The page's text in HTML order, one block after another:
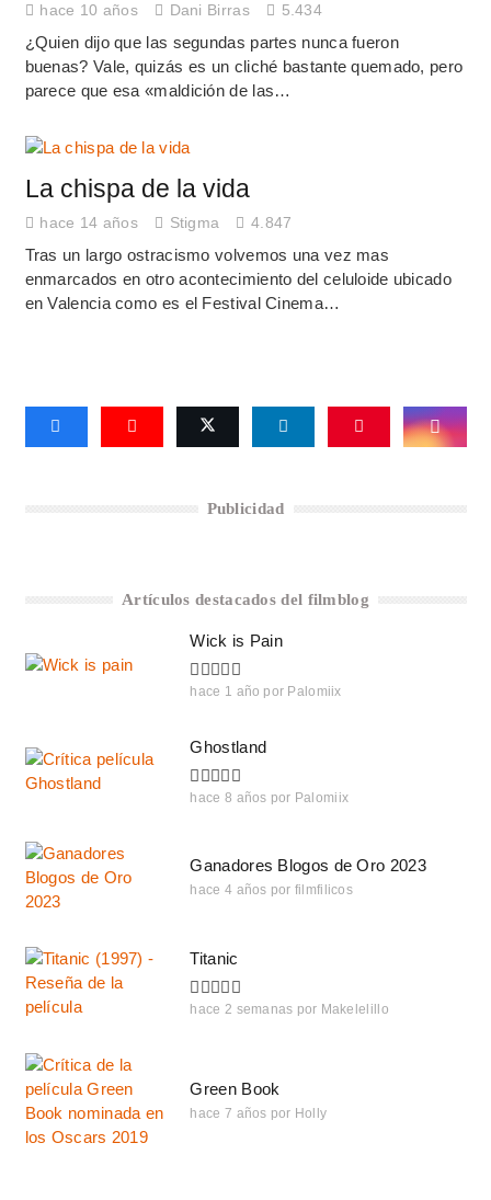
hace 10 años Dani Birras 5.434
¿Quien dijo que las segundas partes nunca fueron
buenas? Vale, quizás es un cliché bastante quemado, pero
parece que esa «maldición de las…
La chispa de la vida
hace 14 años Stigma 4.847
Tras un largo ostracismo volvemos una vez mas
enmarcados en otro acontecimiento del celuloide ubicado
en Valencia como es el Festival Cinema…
Publicidad
Artículos destacados del filmblog
Wick is Pain
hace 1 año por Palomiix
Ghostland
hace 8 años por Palomiix
Ganadores Blogos de Oro 2023
hace 4 años por filmfilicos
Titanic
hace 2 semanas por Makelelillo
Green Book
hace 7 años por Holly